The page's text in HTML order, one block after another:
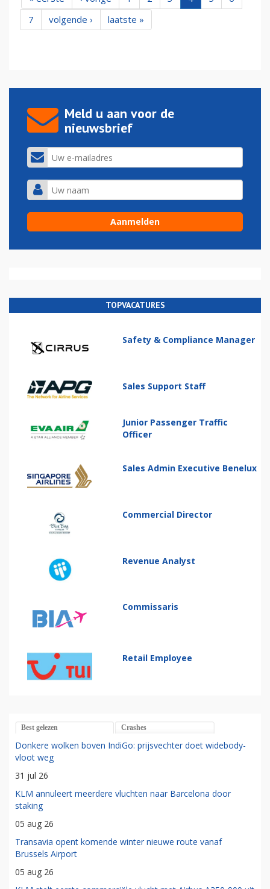
7
volgende › laatste »
Meld u aan voor de
nieuwsbrief
TOPVACATURES
Safety & Compliance Manager
Sales Support Staff
Junior Passenger Traffic
Officer
Sales Admin Executive Benelux
Commercial Director
Revenue Analyst
Commissaris
Retail Employee
Best gelezen Crashes
Donkere wolken boven IndiGo: prijsvechter doet widebody-
vloot weg
31 jul 26
KLM annuleert meerdere vluchten naar Barcelona door
staking
05 aug 26
Transavia opent komende winter nieuwe route vanaf
Brussels Airport
05 aug 26